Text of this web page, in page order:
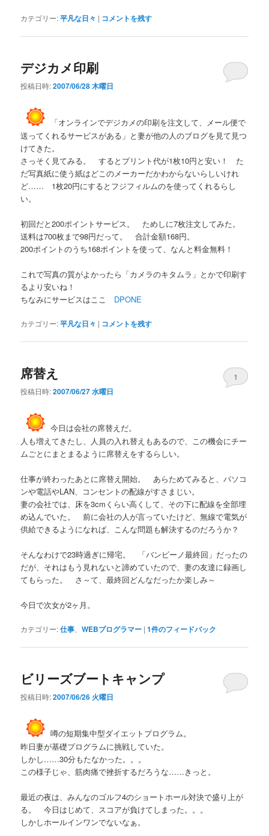
カテゴリー:平凡な日々 | コメントを残す
デジカメ印刷
投稿日時:2007/06/28 木曜日
「オンラインでデジカメの印刷を注文して、メール便で
送ってくれるサービスがある」と妻が他の人のブログを見て見つ
けてきた。
さっそく見てみる。 するとプリント代が1枚10円と安い！ た
だ写真紙に使う紙はどこのメーカーだかわからないらしいけれ
ど…… 1枚20円にするとフジフィルムのを使ってくれるらし
い。
初回だと200ポイントサービス。 ためしに7枚注文してみた。
送料は700枚まで98円だって。 合計金額168円。
200ポイントのうち168ポイントを使って、なんと料金無料！
これで写真の質がよかったら「カメラのキタムラ」とかで印刷す
るより安いね！
ちなみにサービスはここ DPONE
カテゴリー:平凡な日々 | コメントを残す
席替え
投稿日時:2007/06/27 水曜日
1
今日は会社の席替えだ。
人も増えてきたし、人員の入れ替えもあるので、この機会にチー
ムごとにまとまるように席替えをするらしい。
仕事が終わったあとに席替え開始。 あらためてみると、パソコ
ンや電話やLAN、コンセントの配線がすさまじい。
妻の会社では、床を3cmくらい高くして、その下に配線を全部埋
め込んでいた。 前に会社の人が言っていたけど、無線で電気が
供給できるようになれば、こんな問題も解決するのだろうか？
そんなわけで23時過ぎに帰宅。 「バンビーノ最終回」だったの
だが、それはもう見れないと諦めていたので、妻の友達に録画し
てもらった。 さ～て、最終回どんなだったか楽しみ～
今日で次女が2ヶ月。
カテゴリー:仕事 、WEBプログラマー |1件のフィードバック
ビリーズブートキャンプ
投稿日時:2007/06/26 火曜日
噂の短期集中型ダイエットプログラム。
昨日妻が基礎プログラムに挑戦していた。
しかし……30分もたなかった。。。
この様子じゃ、筋肉痛で挫折するだろうな……きっと。
最近の夜は、みんなのゴルフ4のショートホール対決で盛り上が
る。 今日はじめて、スコアが負けてしまった。。。
しかしホールインワンでないなぁ。